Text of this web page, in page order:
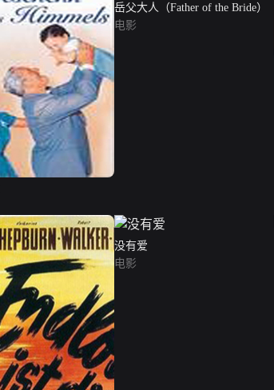
岳父大人（Father of the Bride）
电影
没有爱
电影